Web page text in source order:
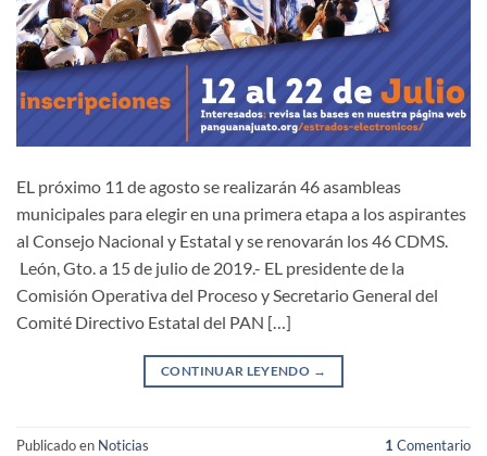
EL próximo 11 de agosto se realizarán 46 asambleas
municipales para elegir en una primera etapa a los aspirantes
al Consejo Nacional y Estatal y se renovarán los 46 CDMS.
León, Gto. a 15 de julio de 2019.- EL presidente de la
Comisión Operativa del Proceso y Secretario General del
Comité Directivo Estatal del PAN […]
CONTINUAR LEYENDO →
Publicado en Noticias 1 Comentario